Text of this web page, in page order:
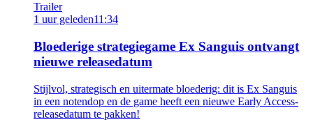
Trailer
1 uur geleden11:34
Bloederige strategiegame Ex Sanguis ontvangt
nieuwe releasedatum
Stijlvol, strategisch en uitermate bloederig: dit is Ex Sanguis
in een notendop en de game heeft een nieuwe Early Access-
releasedatum te pakken!